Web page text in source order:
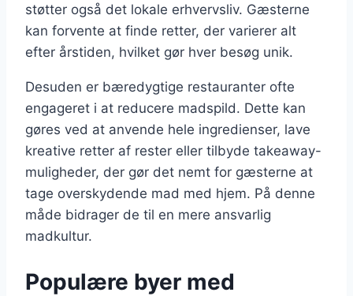
støtter også det lokale erhvervsliv. Gæsterne
kan forvente at finde retter, der varierer alt
efter årstiden, hvilket gør hver besøg unik.
Desuden er bæredygtige restauranter ofte
engageret i at reducere madspild. Dette kan
gøres ved at anvende hele ingredienser, lave
kreative retter af rester eller tilbyde takeaway-
muligheder, der gør det nemt for gæsterne at
tage overskydende mad med hjem. På denne
måde bidrager de til en mere ansvarlig
madkultur.
Populære byer med